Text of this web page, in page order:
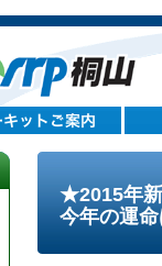
★2015年
今年の運